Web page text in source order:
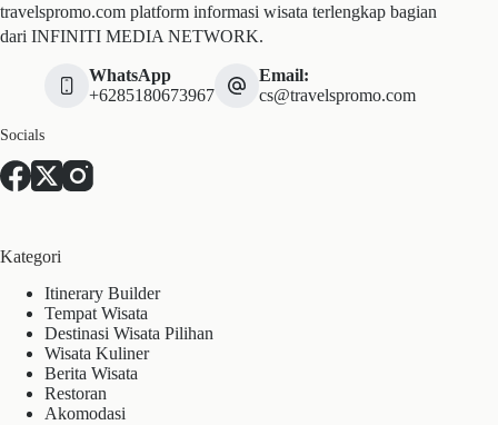
travelspromo.com platform informasi wisata terlengkap bagian
dari INFINITI MEDIA NETWORK.
WhatsApp
+6285180673967
Email:
cs@travelspromo.com
Socials
Kategori
Itinerary Builder
Tempat Wisata
Destinasi Wisata Pilihan
Wisata Kuliner
Berita Wisata
Restoran
Akomodasi